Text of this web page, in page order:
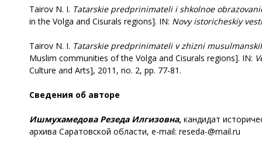
Tairov N. I. Tatarskiepredprinimateli i shkolnoe
in the Volga and Cisurals regions]. IN: Novyistoricheskiy
Tairov N. I. Tatarskiepredprinimateli v zhizni
Muslim communities of the Volga and Cisurals regions]. IN:
Culture and Arts], 2011, no. 2, pp. 77-81.
Сведения об авторе
ИшмухамедоваРезеда Илгизовна, кандидат
архива Саратовской области, e-mail: reseda-@mail.ru